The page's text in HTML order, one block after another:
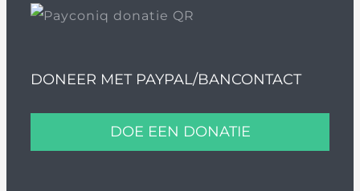
DONEER MET PAYPAL/BANCONTACT
DOE EEN DONATIE